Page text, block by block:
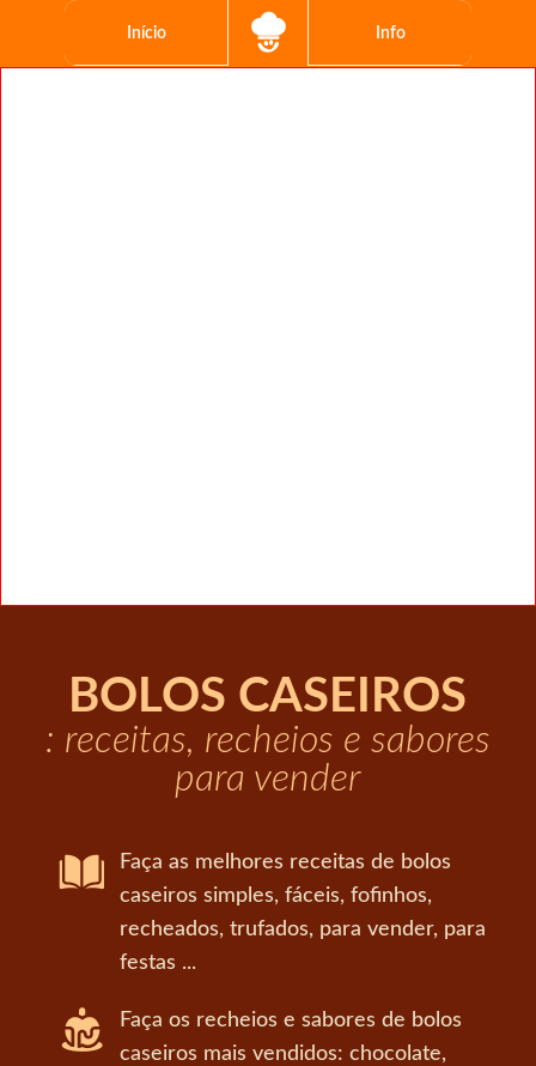
Início Info
BOLOS CASEIROS
: receitas, recheios e sabores
para vender
Faça as melhores receitas de bolos
caseiros simples, fáceis, fofinhos,
recheados, trufados, para vender, para
festas ...
Faça os recheios e sabores de bolos
caseiros mais vendidos: chocolate,